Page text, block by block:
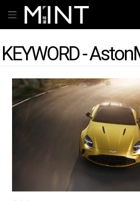
KEYWORD -